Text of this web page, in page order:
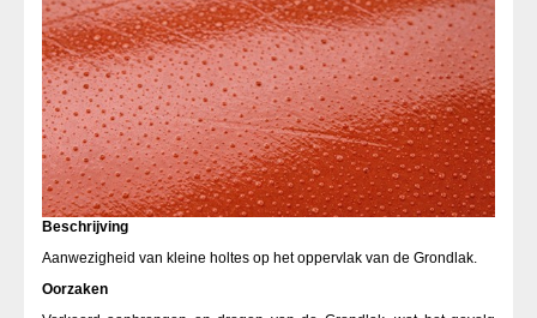
Beschrijving
Aanwezigheid van kleine holtes op het oppervlak van de Grondlak.
Oorzaken